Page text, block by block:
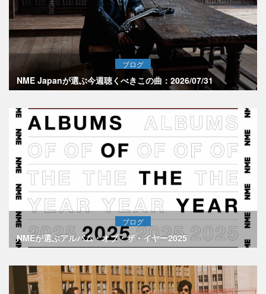
ブログ
NME Japanが選ぶ今週聴くべきこの曲：2026/07/31
ブログ
NMEが選ぶアルバム・オブ・ザ・イヤー2025